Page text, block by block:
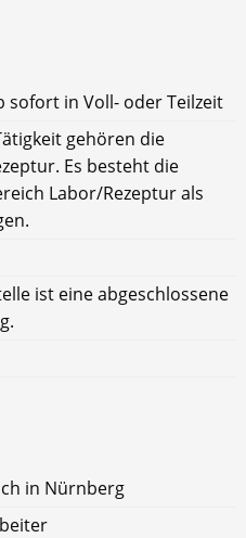
sofort in Voll- oder Teilzeit
gehören die
Es besteht die
Labor/Rezeptur als
ist eine abgeschlossene
in Nürnberg